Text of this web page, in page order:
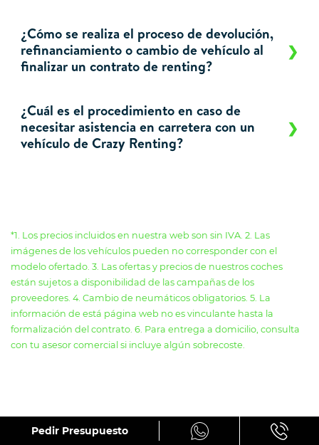
¿Cómo se realiza el proceso de devolución,
refinanciamiento o cambio de vehículo al
finalizar un contrato de renting?
¿Cuál es el procedimiento en caso de
necesitar asistencia en carretera con un
vehículo de Crazy Renting?
*1. Los precios incluidos en nuestra web son sin IVA. 2. Las
imágenes de los vehículos pueden no corresponder con el
modelo ofertado. 3. Las ofertas y precios de nuestros coches
están sujetos a disponibilidad de las campañas de los
proveedores. 4. Cambio de neumáticos obligatorios. 5. La
información de está página web no es vinculante hasta la
formalización del contrato. 6. Para entrega a domicilio, consulta
con tu asesor comercial si incluye algún sobrecoste.
Crazy Renting en los medios
Pedir Presupuesto